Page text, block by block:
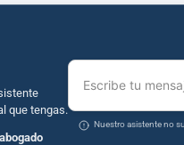
que tengas.
abogado
Escribe tu
Nuestro asistente no